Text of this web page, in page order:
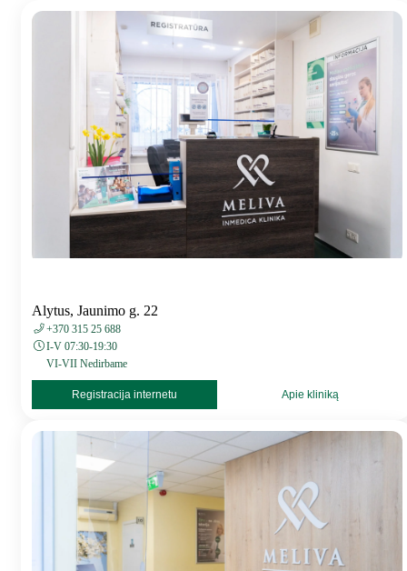
Alytus, Jaunimo g. 22
+370 315 25 688
I-V 07:30-19:30
VI-VII Nedirbame
Registracija internetu Apie kliniką